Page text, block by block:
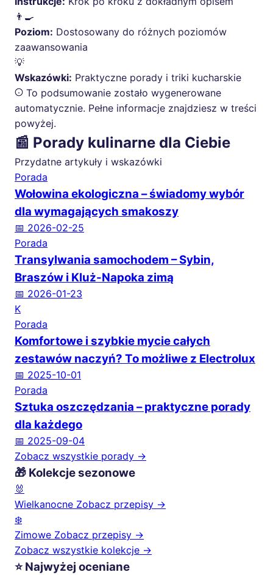
👨‍🍳
Poziom: Dostosowany do różnych poziomów
zaawansowania
💡
Wskazówki: Praktyczne porady i triki kucharskie
To podsumowanie zostało wygenerowane
automatycznie. Pełne informacje znajdziesz w treści
powyżej.
📰 Porady kulinarne dla Ciebie
Przydatne artykuły i wskazówki
Porada
Wołowina ekologiczna – świadomy wybór
dla wymagających smakoszy
📅 2026-02-25
Porada
Transylwania samochodem – Sybin,
Braszów i Kluż-Napoka zimą
📅 2026-01-23
K
Porada
Komfortowe i szybkie mycie całych
zestawów naczyń? To możliwe z Electrolux
📅 2025-10-01
Porada
Sztuka oszczędzania – praktyczne porady
dla każdego
📅 2025-09-04
Zobacz wszystkie porady →
🎁 Kolekcje sezonowe
🐰
Wielkanocne Zobacz przepisy →
❄️
Zimowe Zobacz przepisy →
Zobacz wszystkie kolekcje →
⭐ Najwyżej oceniane